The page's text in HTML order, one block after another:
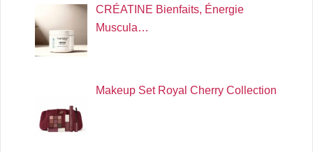
CRÉATINE Bienfaits, Énergie
Muscula…
Makeup Set Royal Cherry Collection